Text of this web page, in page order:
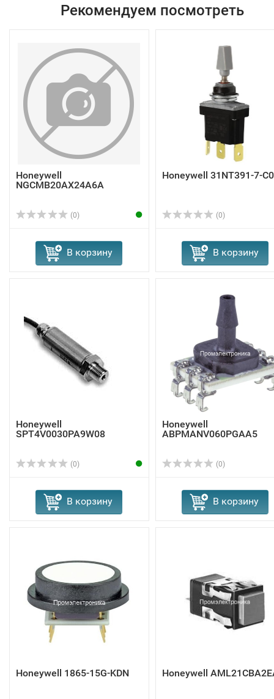
Рекомендуем посмотреть
Honeywell
NGCMB20AX24A6A
(0)
В корзину
Honeywell 31NT391-7-
(0)
В корзину
Honeywell
SPT4V0030PA9W08
(0)
В корзину
Honeywell
ABPMANV060PGAA5
(0)
В корзину
Honeywell 1865-15G-KDN Honeywell